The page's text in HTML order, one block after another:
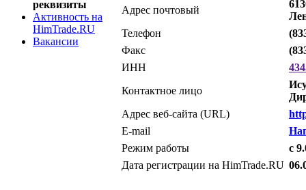
реквизиты
Активность на
HimTrade.RU
Вакансии
Адрес почтовый
Телефон
Факс
ИНН
Контактное лицо
Адрес веб-сайта (URL)
E-mail
Режим работы
с
Дата регистрации на HimTrade.RU